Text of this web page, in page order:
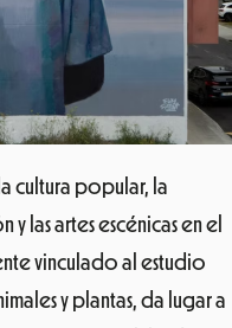
cultura popular, la
las artes escénicas en el
vinculado al estudio
y plantas, da lugar a